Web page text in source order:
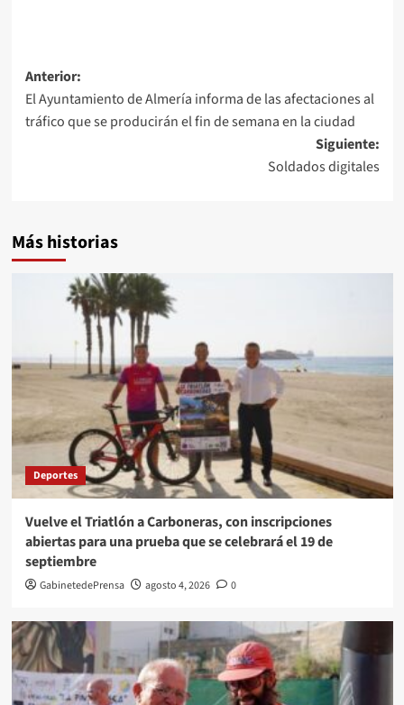
Navegación
de
entradas
Anterior:
El Ayuntamiento de Almería informa de las afectaciones al
tráfico que se producirán el fin de semana en la ciudad
Siguiente:
Soldados digitales
Más historias
Deportes
Vuelve el Triatlón a Carboneras, con inscripciones
abiertas para una prueba que se celebrará el 19 de
septiembre
GabinetedePrensa agosto 4, 2026 0